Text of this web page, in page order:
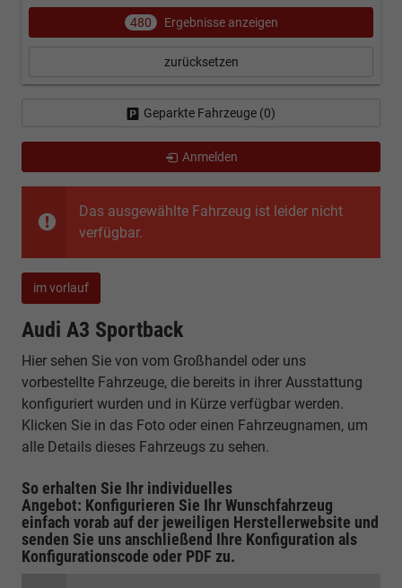
Das ausgewählte Fahrzeug ist leider nicht
verfügbar.
im vorlauf
Audi A3 Sportback
Hier sehen Sie von vom Großhandel oder uns
vorbestellte Fahrzeuge, die bereits in ihrer Ausstattung
konfiguriert wurden und in Kürze verfügbar werden.
Klicken Sie in das Foto oder einen Fahrzeugnamen, um
alle Details dieses Fahrzeugs zu sehen.
So erhalten Sie Ihr individuelles
Angebot: Konfigurieren Sie Ihr Wunschfahrzeug
einfach vorab auf der jeweiligen Herstellerwebsite und
senden Sie uns anschließend Ihre Konfiguration als
Konfigurationscode oder PDF zu.
480 Ergebnisse anzeigen
zurücksetzen
Geparkte Fahrzeuge (0)
Anmelden